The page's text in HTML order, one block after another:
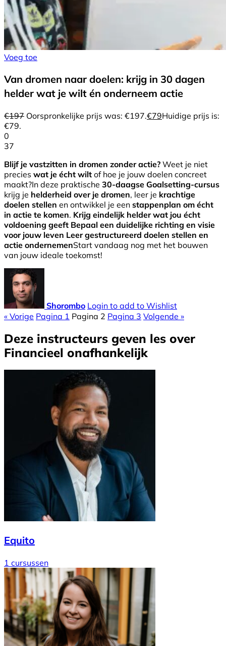
Voeg toe
Van dromen naar doelen: krijg in 30 dagen
helder wat je wilt én onderneem actie
€197 Oorspronkelijke prijs was: €197.€79Huidige prijs is:
€79.
0
37
Blijf je vastzitten in dromen zonder actie? Weet je niet
precies wat je écht wilt of hoe je jouw doelen concreet
maakt?In deze praktische 30-daagse Goalsetting-cursus
krijg je helderheid over je dromen, leer je krachtige
doelen stellen en ontwikkel je een stappenplan om écht
in actie te komen. Krijg eindelijk helder wat jou écht
voldoening geeft Bepaal een duidelijke richting en visie
voor jouw leven Leer gestructureerd doelen stellen en
actie ondernemenStart vandaag nog met het bouwen
van jouw ideale toekomst!
Shorombo Login to add to Wishlist
« Vorige Pagina 1 Pagina 2 Pagina 3 Volgende »
Deze instructeurs geven les over
Financieel onafhankelijk
Equito
1 cursussen